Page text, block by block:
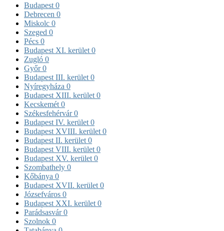
Budapest 0
Debrecen 0
Miskolc 0
Szeged 0
Pécs 0
Budapest XI. kerület 0
Zugló 0
Győr0
Budapest III. kerület 0
Nyíregyháza 0
Budapest XIII. kerület 0
Kecskemét 0
Székesfehérvár0
Budapest IV. kerület 0
Budapest XVIII. kerület 0
Budapest II. kerület 0
Budapest VIII. kerület 0
Budapest XV. kerület 0
Szombathely 0
Kőbánya 0
Budapest XVII. kerület 0
Józsefváros 0
Budapest XXI. kerület 0
Parádsasvár0
Szolnok 0